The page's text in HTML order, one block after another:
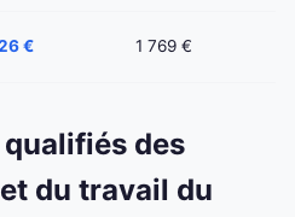
€ 1 769 €
des
du travail du